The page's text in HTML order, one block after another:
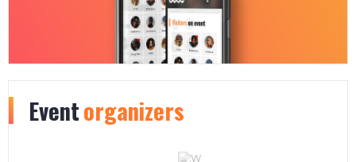
Eventorganizers